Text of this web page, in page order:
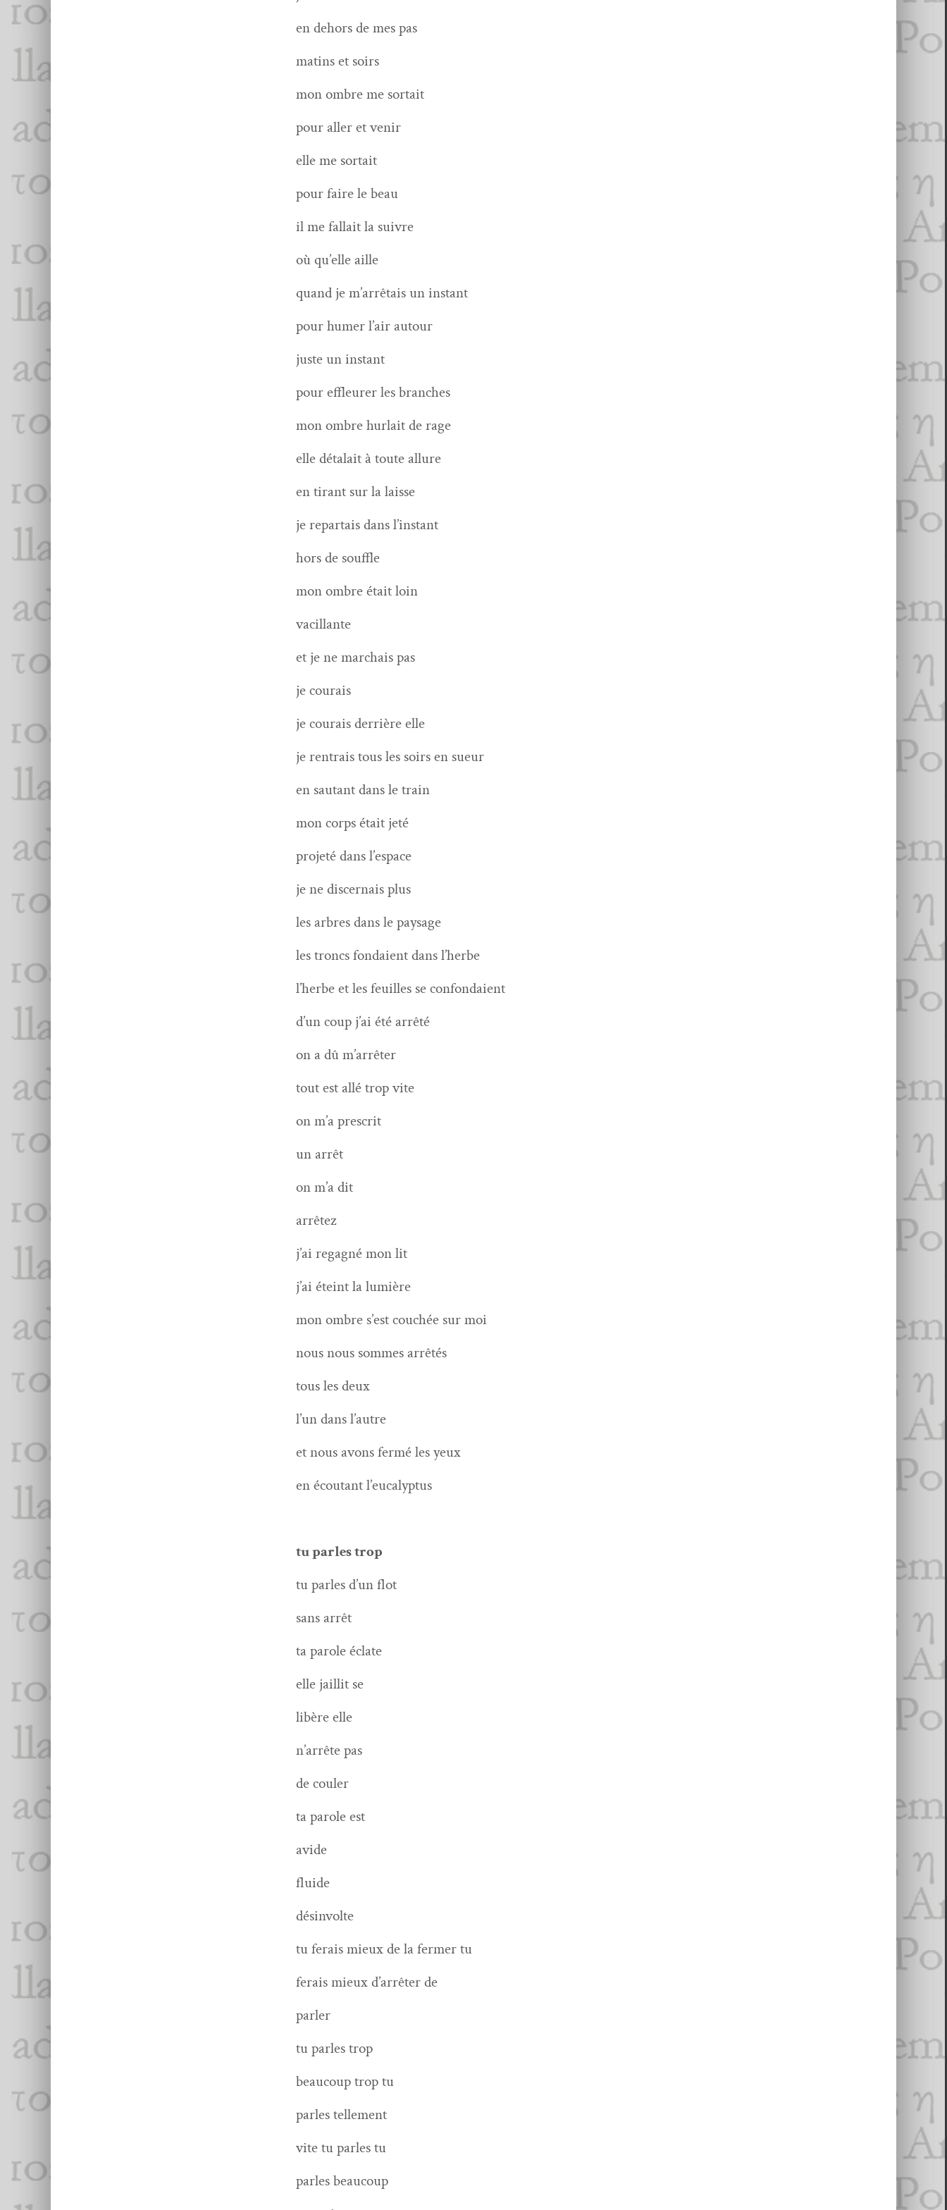
en dehors de mes pas
matins et soirs
mon ombre me sortait
pour aller et venir
elle me sortait
pour faire le beau
il me fal­lait la suivre
où qu’elle aille
quand je m’arrêtais un instant
pour humer l’air autour
juste un instant
pour effleur­er les branches
mon ombre hurlait de rage
elle déta­lait à toute allure
en tirant sur la laisse
je repar­tais dans l’instant
hors de souffle
mon ombre était loin
vac­il­lante
et je ne mar­chais pas
je courais
je courais der­rière elle
je ren­trais tous les soirs en sueur
en sautant dans le train
mon corps était jeté
pro­jeté dans l’espace
je ne dis­cer­nais plus
les arbres dans le paysage
les troncs fondaient dans l’herbe
l’herbe et les feuilles se confondaient
d’un coup j’ai été arrêté
on a dû m’arrêter
tout est allé trop vite
on m’a prescrit
un arrêt
on m’a dit
arrêtez
j’ai regag­né mon lit
j’ai éteint la lumière
mon ombre s’est couchée sur moi
nous nous sommes arrêtés
tous les deux
l’un dans l’autre
et nous avons fer­mé les yeux
en écoutant l’eucalyptus
tu par­les trop
tu par­les d’un flot
sans arrêt
ta parole éclate
elle jail­lit se
libère elle
n’ar­rête pas
de couler
ta parole est
avide
flu­ide
dés­in­volte
tu ferais mieux de la fer­mer tu
ferais mieux d’ar­rêter de
par­ler
tu par­les trop
beau­coup trop tu
par­les tellement
vite tu par­les tu
par­les beaucoup